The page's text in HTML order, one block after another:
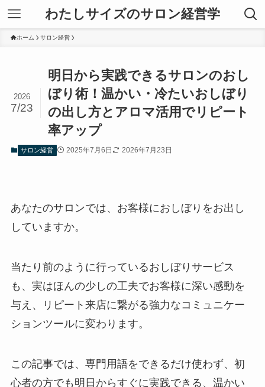
わたしサイズのサロン経営学
ホーム サロン経営
明日から実践できるサロンのおし
ぼり術！温かい・冷たいおしぼり
の出し方とアロマ活用でリピート
率アップ
2026
7/23
サロン経営 2025年7月6日 2026年7月23日
あなたのサロンでは、お客様におしぼりをお出し
していますか。
当たり前のように行っているおしぼりサービス
も、実はほんの少しの工夫でお客様に深い感動を
与え、リピート来店に繋がる強力なコミュニケー
ションツールに変わります。
この記事では、専門用語をできるだけ使わず、初
心者の方でも明日からすぐに実践できる、温かい